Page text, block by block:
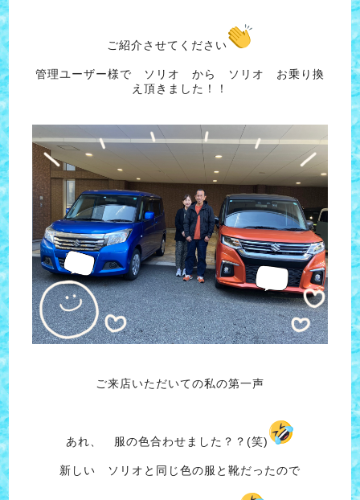
ご紹介させてください
管理ユーザー様で ソリオ から ソリオ お乗り換
え頂きました！！
ご来店いただいての私の第一声
あれ、 服の色合わせました？？(笑)
新しい ソリオと同じ色の服と靴だったので